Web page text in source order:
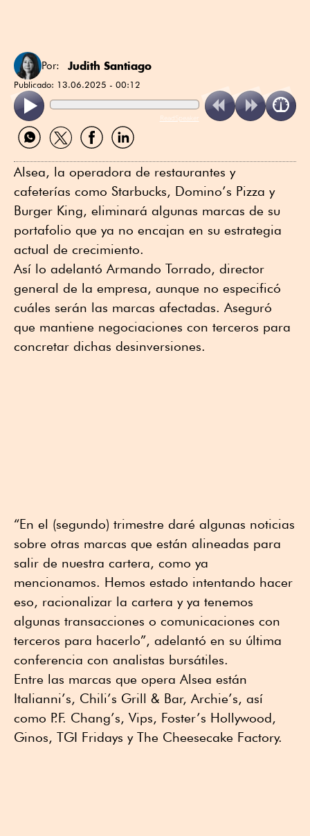
Por: Judith Santiago
Publicado: 13.06.2025 - 00:12
ReadSpeaker
Compartir
por
Compartir
por
Compartir
por
Compartir
por
Alsea, la operadora de restaurantes y
cafeterías como Starbucks, Domino’s Pizza y
Burger King, eliminará algunas marcas de su
portafolio que ya no encajan en su estrategia
actual de crecimiento.
Así lo adelantó Armando Torrado, director
general de la empresa, aunque no especificó
cuáles serán las marcas afectadas. Aseguró
que mantiene negociaciones con terceros para
concretar dichas desinversiones.
“En el (segundo) trimestre daré algunas noticias
sobre otras marcas que están alineadas para
salir de nuestra cartera, como ya
mencionamos. Hemos estado intentando hacer
eso, racionalizar la cartera y ya tenemos
algunas transacciones o comunicaciones con
terceros para hacerlo”, adelantó en su última
conferencia con analistas bursátiles.
Entre las marcas que opera Alsea están
Italianni’s, Chili’s Grill & Bar, Archie’s, así
como P.F. Chang’s, Vips, Foster’s Hollywood,
Ginos, TGI Fridays y The Cheesecake Factory.